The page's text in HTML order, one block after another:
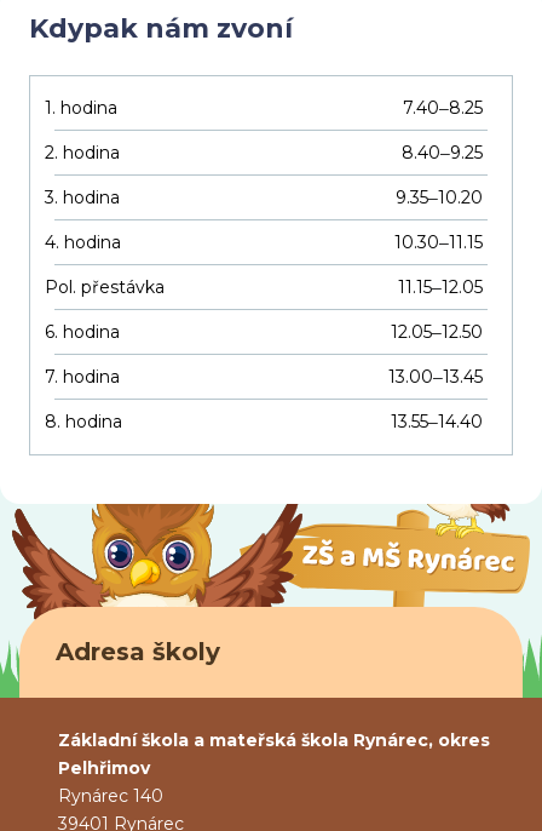
Kdypak nám zvoní
1. hodina 7.40–8.25
2. hodina 8.40–9.25
3. hodina 9.35–10.20
4. hodina 10.30–11.15
Pol. přestávka 11.15–12.05
6. hodina 12.05–12.50
7. hodina 13.00–13.45
8. hodina 13.55–14.40
Adresa školy
Základní škola a mateřská škola Rynárec, okres
Pelhřimov
Rynárec 140
39401 Rynárec